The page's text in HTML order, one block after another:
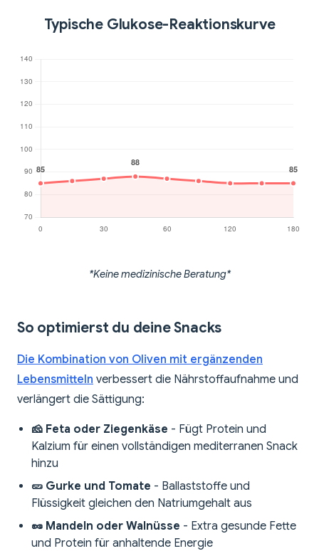
Typische Glukose-Reaktionskurve
*Keine medizinische Beratung*
So optimierst du deine Snacks
Die Kombination von Oliven mit ergänzenden
Lebensmitteln verbessert die Nährstoffaufnahme und
verlängert die Sättigung:
🧀 Feta oder Ziegenkäse - Fügt Protein und
Kalzium für einen vollständigen mediterranen Snack
hinzu
🥒 Gurke und Tomate - Ballaststoffe und
Flüssigkeit gleichen den Natriumgehalt aus
🥜 Mandeln oder Walnüsse - Extra gesunde Fette
und Protein für anhaltende Energie